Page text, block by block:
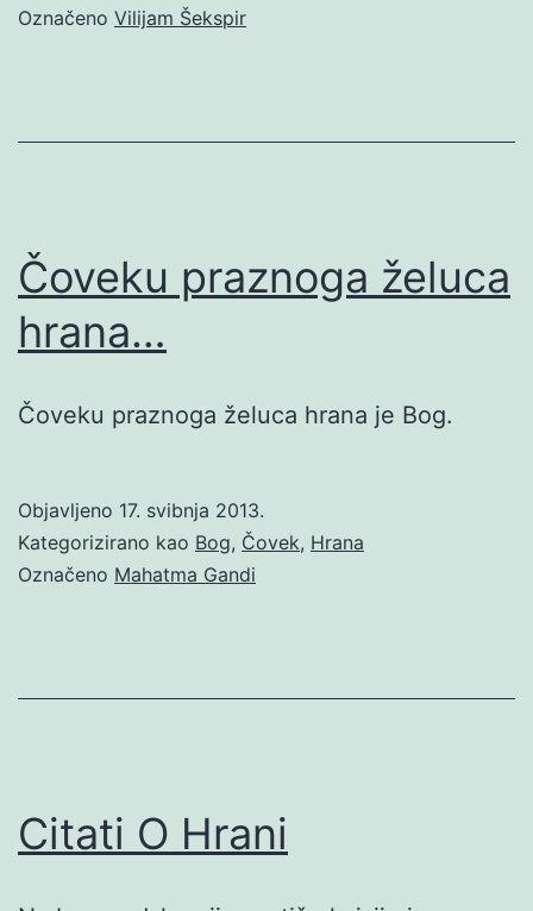
Označeno Vilijam Šekspir
Čoveku praznoga želuca
hrana…
Čoveku praznoga želuca hrana je Bog.
Objavljeno 17. svibnja 2013.
Kategorizirano kao Bog, Čovek, Hrana
Označeno Mahatma Gandi
Citati O Hrani